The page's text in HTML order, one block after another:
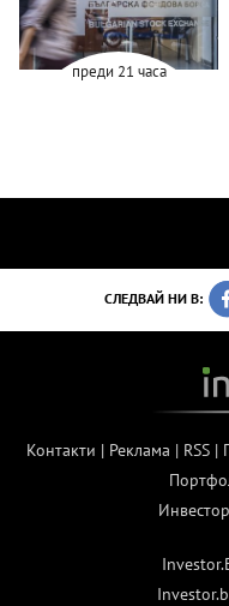
преди 21 часа
СЛЕДВАЙ НИ В:
Контакти | Реклама | RSS|